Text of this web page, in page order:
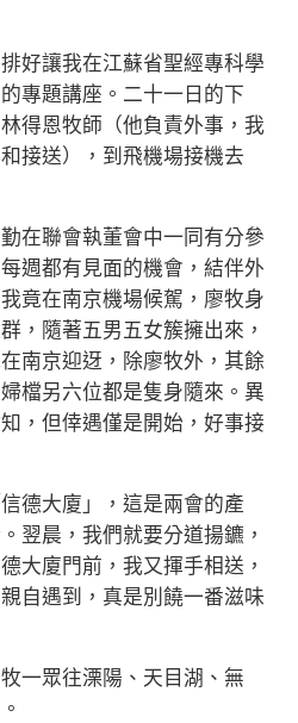
讓我在江蘇省聖經專科學
專題講座。二十一日的下
得恩牧師（他負責外事，我
接送），到飛機場接機去
聯會執董會中一同有分參
週都有見面的機會，結伴外
竟在南京機場候駕，廖牧身
，隨著五男五女簇擁出來，
南京迎迓，除廖牧外，其餘
檔另六位都是隻身隨來。異
，但倖遇僅是開始，好事接
大廈」，這是兩會的產
翌晨，我們就要分道揚鑣，
大廈門前，我又揮手相送，
自遇到，真是別饒一番滋味
眾往溧陽、天目湖、無